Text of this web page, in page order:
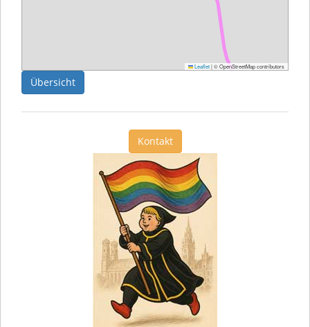
Leaflet|© OpenStreetMap contributors
Übersicht
Kontakt